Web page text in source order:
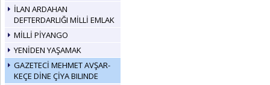
İLAN ARDAHAN
DEFTERDARLIĞI MİLLİ EMLAK
MİLLİ PİYANGO
YENİDEN YAŞAMAK
GAZETECİ MEHMET AVŞAR-
KEÇE DİNE ÇİYA BILINDE